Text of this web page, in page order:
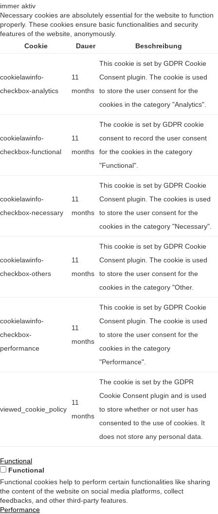
immer aktiv
Necessary cookies are absolutely essential for the website to function
properly. These cookies ensure basic functionalities and security
features of the website, anonymously.
Cookie
Dauer Beschreibung
cookielawinfo-
checkbox-analytics
11
months
This cookie is set by GDPR Cookie
Consent plugin. The cookie is used
to store the user consent for the
cookies in the category "Analytics".
cookielawinfo-
checkbox-functional
11
months
The cookie is set by GDPR cookie
consent to record the user consent
for the cookies in the category
"Functional".
cookielawinfo-
checkbox-necessary
11
months
This cookie is set by GDPR Cookie
Consent plugin. The cookies is used
to store the user consent for the
cookies in the category "Necessary".
cookielawinfo-
checkbox-others
11
months
This cookie is set by GDPR Cookie
Consent plugin. The cookie is used
to store the user consent for the
cookies in the category "Other.
cookielawinfo-
checkbox-
performance
11
months
This cookie is set by GDPR Cookie
Consent plugin. The cookie is used
to store the user consent for the
cookies in the category
"Performance".
viewed_cookie_policy
11
months
The cookie is set by the GDPR
Cookie Consent plugin and is used
to store whether or not user has
consented to the use of cookies. It
does not store any personal data.
Functional
Functional
Functional cookies help to perform certain functionalities like sharing
the content of the website on social media platforms, collect
feedbacks, and other third-party features.
Performance